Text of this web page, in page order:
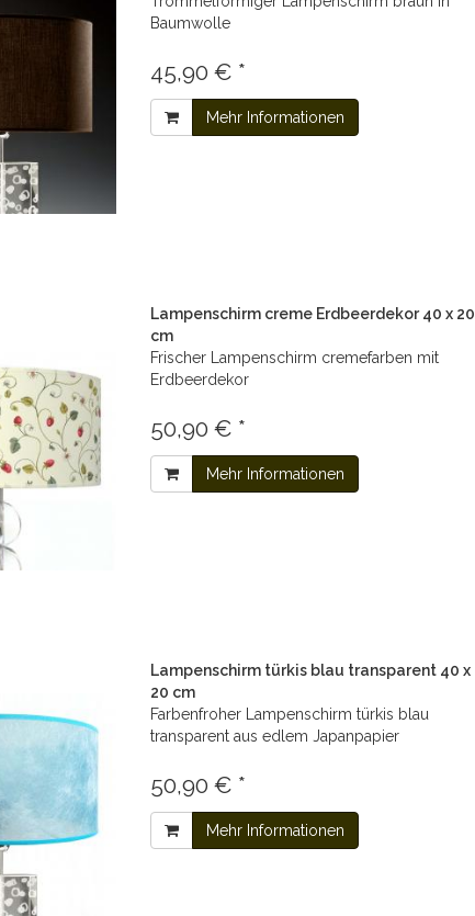
Baumwolle
45,90 € *
Mehr Informationen
Lampenschirm creme Erdbeerdekor 40 x 20
cm
Frischer Lampenschirm cremefarben mit
Erdbeerdekor
50,90 € *
Mehr Informationen
Lampenschirm türkis blau transparent 40 x
20 cm
Farbenfroher Lampenschirm türkis blau
transparent aus edlem Japanpapier
50,90 € *
Mehr Informationen